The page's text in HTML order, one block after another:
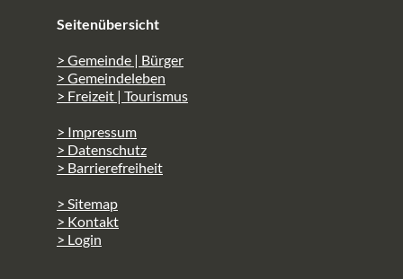
Seitenübersicht
> Gemeinde | Bürger
> Gemeindeleben
> Freizeit | Tourismus
> Impressum
> Datenschutz
> Barrierefreiheit
> Sitemap
> Kontakt
> Login